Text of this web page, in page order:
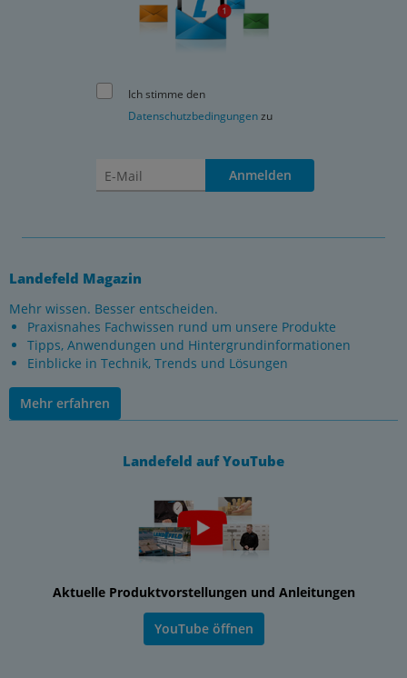
Ich stimme den
Datenschutzbedingungenzu
Anmelden
Landefeld Magazin
Mehr wissen. Besser entscheiden.
Praxisnahes Fachwissen rund um unsere Produkte
Tipps, Anwendungen und Hintergrundinformationen
Einblicke in Technik, Trends und Lösungen
Mehr erfahren
Landefeld auf YouTube
Aktuelle Produktvorstellungen und Anleitungen
YouTube öffnen